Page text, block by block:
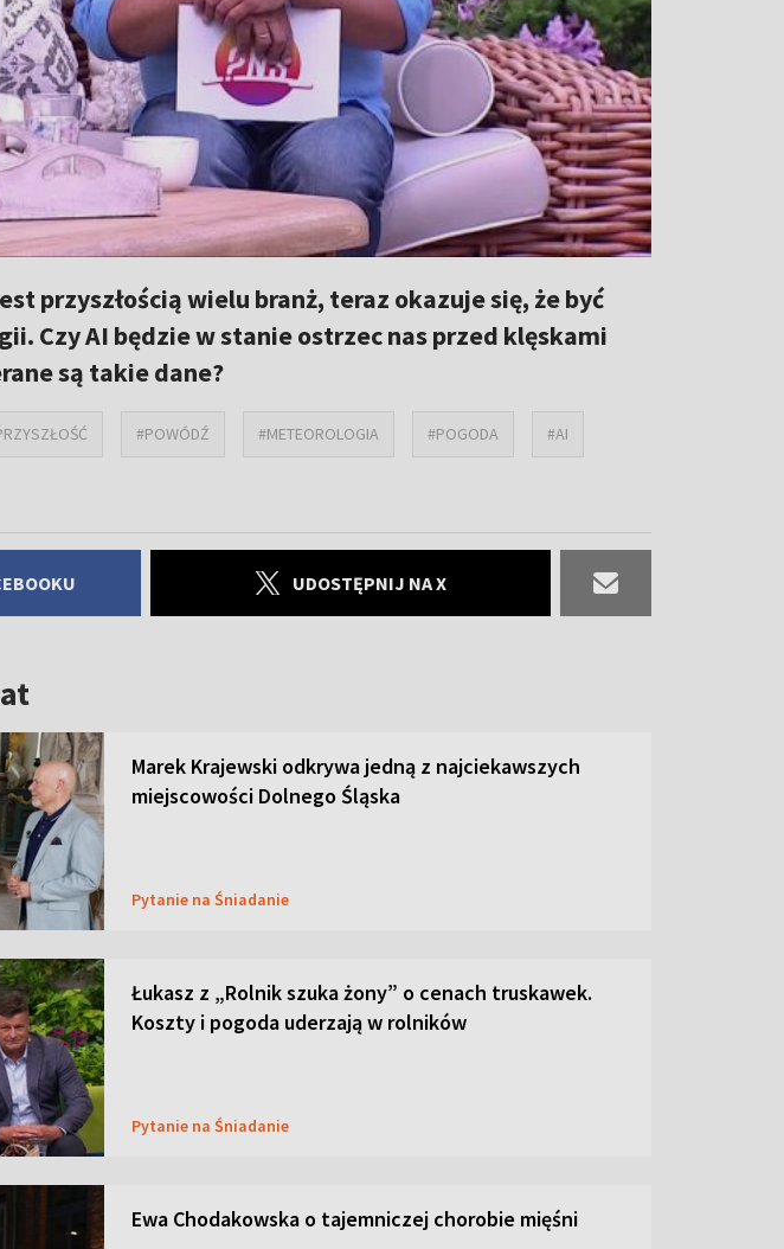
przyszłością wielu branż, teraz okazuje się, że być
Czy AI będzie w stanie ostrzec nas przed klęskami
są takie dane?
#POWÓDŹ #METEOROLOGIA #POGODA #AI
UDOSTĘPNIJ NA X
Marek Krajewski odkrywa jedną z najciekawszych
miejscowości Dolnego Śląska
Pytanie na Śniadanie
Łukasz z „Rolnik szuka żony” o cenach truskawek.
Koszty i pogoda uderzają w rolników
Pytanie na Śniadanie
Ewa Chodakowska o tajemniczej chorobie mięśni